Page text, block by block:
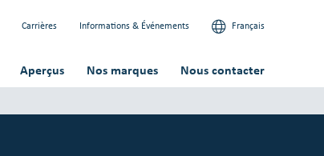
Carrières Informations & Événements Français
Aperçus Nos marques Nous contacter